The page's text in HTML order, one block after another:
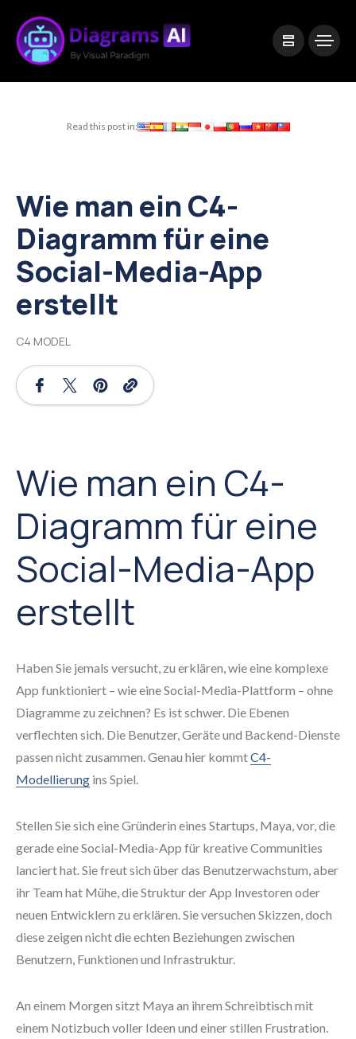
Read this post in:
Wie man ein C4-
Diagramm für eine
Social-Media-App
erstellt
C4 MODEL
Wie man ein C4-
Diagramm für eine
Social-Media-App
erstellt
Haben Sie jemals versucht, zu erklären, wie eine komplexe
App funktioniert – wie eine Social-Media-Plattform – ohne
Diagramme zu zeichnen? Es ist schwer. Die Ebenen
verflechten sich. Die Benutzer, Geräte und Backend-Dienste
passen nicht zusammen. Genau hier kommtC4-
Modellierung ins Spiel.
Stellen Sie sich eine Gründerin eines Startups, Maya, vor, die
gerade eine Social-Media-App für kreative Communities
lanciert hat. Sie freut sich über das Benutzerwachstum, aber
ihr Team hat Mühe, die Struktur der App Investoren oder
neuen Entwicklern zu erklären. Sie versuchen Skizzen, doch
diese zeigen nicht die echten Beziehungen zwischen
Benutzern, Funktionen und Infrastruktur.
An einem Morgen sitzt Maya an ihrem Schreibtisch mit
einem Notizbuch voller Ideen und einer stillen Frustration.